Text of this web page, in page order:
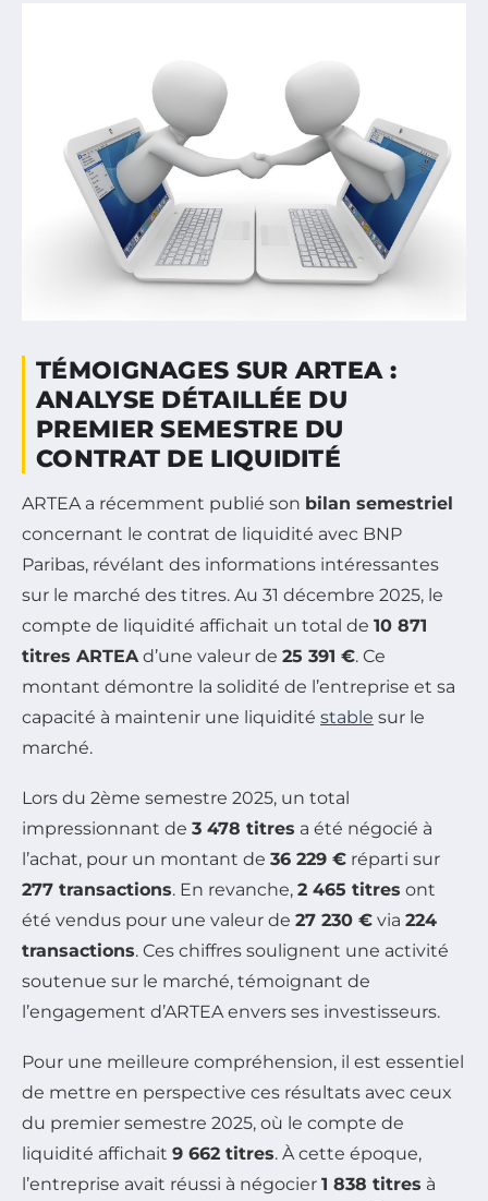
TÉMOIGNAGES SUR ARTEA :
ANALYSE DÉTAILLÉE DU
PREMIER SEMESTRE DU
CONTRAT DE LIQUIDITÉ
ARTEA a récemment publié son bilan semestriel
concernant le contrat de liquidité avec BNP
Paribas, révélant des informations intéressantes
sur le marché des titres. Au 31 décembre 2025, le
compte de liquidité affichait un total de 10 871
titres ARTEAd’une valeur de 25 391 €. Ce
montant démontre la solidité de l’entreprise et sa
capacité à maintenir une liquidité stable sur le
marché.
Lors du 2ème semestre 2025, un total
impressionnant de 3 478 titres a été négocié à
l’achat, pour un montant de 36 229 € réparti sur
277 transactions. En revanche, 2 465 titres ont
été vendus pour une valeur de 27 230 € via 224
transactions. Ces chiffres soulignent une activité
soutenue sur le marché, témoignant de
l’engagement d’ARTEA envers ses investisseurs.
Pour une meilleure compréhension, il est essentiel
de mettre en perspective ces résultats avec ceux
du premier semestre 2025, où le compte de
liquidité affichait 9 662 titres. À cette époque,
l’entreprise avait réussi à négocier 1 838 titres à